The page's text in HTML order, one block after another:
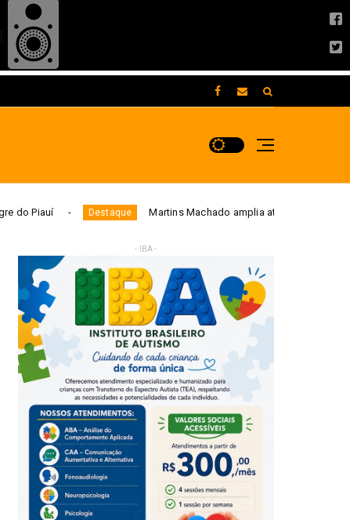
Martins Machado amplia atuação política com foco em esporte,
- IBA -